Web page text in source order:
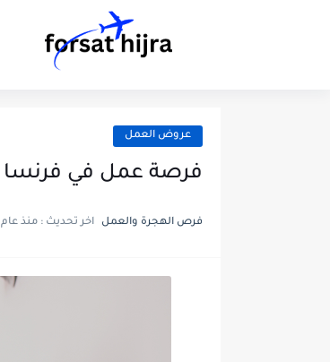
عروض العمل
فرصة عمل في فرنسا 2025: عامل صيانة في قطاع الضيافة والسياحة
فرص الهجرة والعمل اخر تحديث : منذ عام